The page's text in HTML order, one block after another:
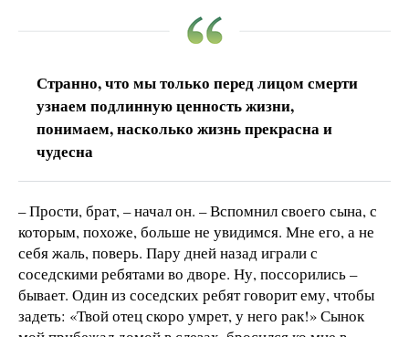
Странно, что мы только перед лицом смерти
узнаем подлинную ценность жизни,
понимаем, насколько жизнь прекрасна и
чудесна
– Прости, брат, – начал он. – Вспомнил своего сына, с
которым, похоже, больше не увидимся. Мне его, а не
себя жаль, поверь. Пару дней назад играли с
соседскими ребятами во дворе. Ну, поссорились –
бывает. Один из соседских ребят говорит ему, чтобы
задеть: «Твой отец скоро умрет, у него рак!» Сынок